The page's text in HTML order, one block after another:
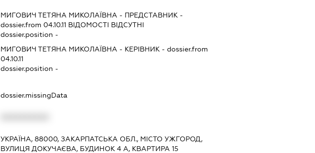
МИГОВИЧ ТЕТЯНА МИКОЛАЇВНА - ПРЕДСТАВНИК -
dossier.from 04.10.11 ВІДОМОСТІ ВІДСУТНІ
dossier.position -
МИГОВИЧ ТЕТЯНА МИКОЛАЇВНА - КЕРІВНИК - dossier.from
04.10.11
dossier.position -
dossier.missingData
УКРАЇНА, 88000, ЗАКАРПАТСЬКА ОБЛ., МІСТО УЖГОРОД,
ВУЛИЦЯ ДОКУЧАЄВА, БУДИНОК 4 А, КВАРТИРА 15